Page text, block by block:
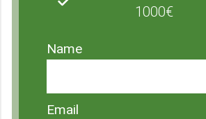
1000€
Name
Email